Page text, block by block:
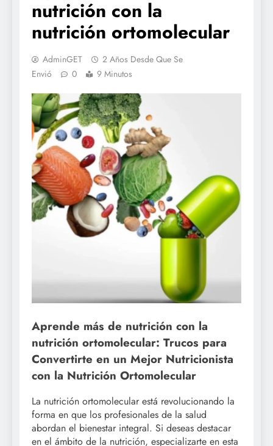
nutrición con la
nutrición ortomolecular
AdminGET
2 Años Desde Que Se
Envió
0 9 Minutos
Aprende más de nutrición con la
nutrición ortomolecular: Trucos para
Convertirte en un Mejor Nutricionista
con la Nutrición Ortomolecular
La nutrición ortomolecular está revolucionando la
forma en que los profesionales de la salud
abordan el bienestar integral. Si deseas destacar
en el ámbito de la nutrición, especializarte en esta